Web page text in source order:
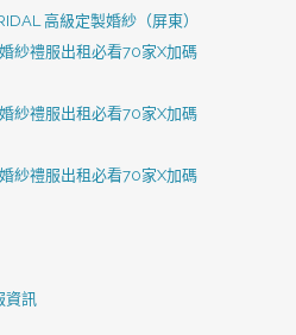
高級定製婚紗（屏東）
紗禮服出租必看70家X加碼
紗禮服出租必看70家X加碼
紗禮服出租必看70家X加碼
資訊